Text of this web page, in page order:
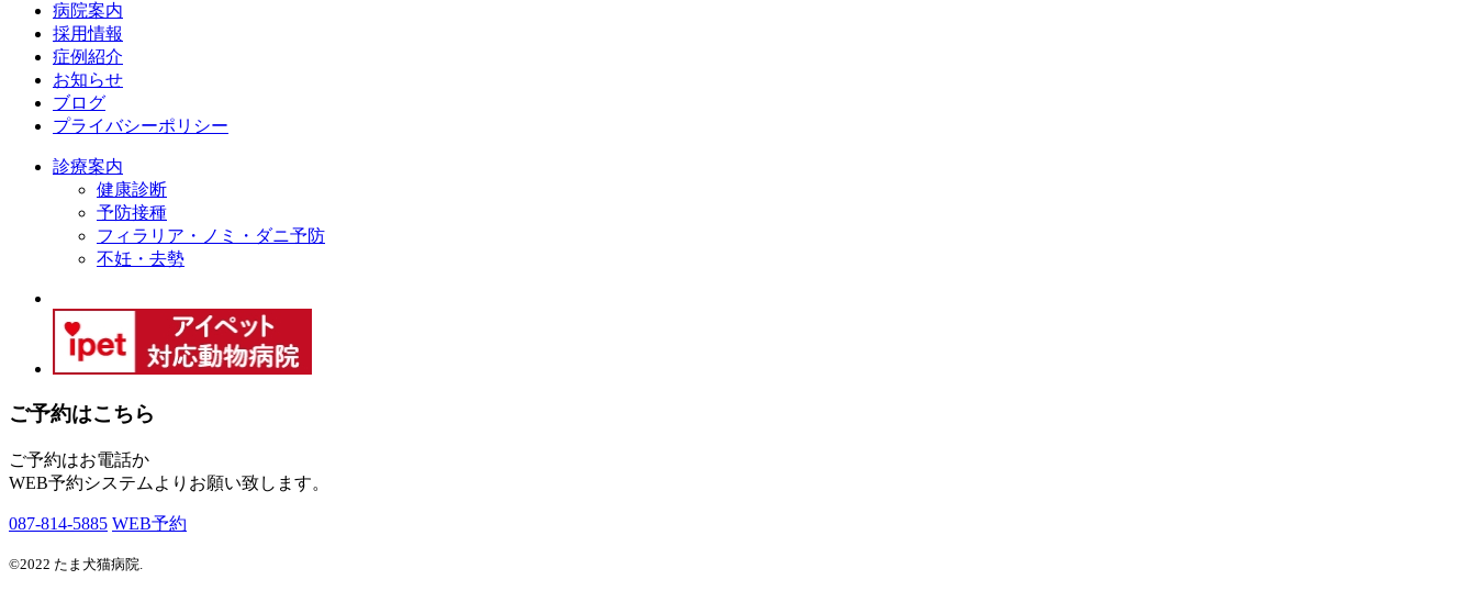
病院案内
採用情報
症例紹介
お知らせ
ブログ
プライバシーポリシー
診療案内
健康診断
予防接種
フィラリア・ノミ・ダニ予防
不妊・去勢
ご予約はこちら
ご予約はお電話か
WEB予約システムよりお願い致します。
087-814-5885 WEB予約
©2022 たま犬猫病院.